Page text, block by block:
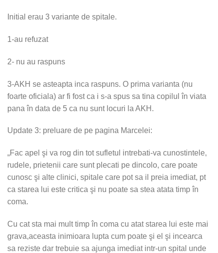
Initial erau 3 variante de spitale.
1-au refuzat
2- nu au raspuns
3-AKH se asteapta inca raspuns. O prima varianta (nu
foarte oficiala) ar fi fost ca i s-a spus sa tina copilul în viata
pana în data de 5 ca nu sunt locuri la AKH.
Update 3: preluare de pe pagina Marcelei:
„Fac apel şi va rog din tot sufletul intrebati-va cunostintele,
rudele, prietenii care sunt plecati pe dincolo, care poate
cunosc şi alte clinici, spitale care pot sa il preia imediat, pt
ca starea lui este critica şi nu poate sa stea atata timp în
coma.
Cu cat sta mai mult timp în coma cu atat starea lui este mai
grava,aceasta inimioara lupta cum poate şi el şi incearca
sa reziste dar trebuie sa ajunga imediat intr-un spital unde